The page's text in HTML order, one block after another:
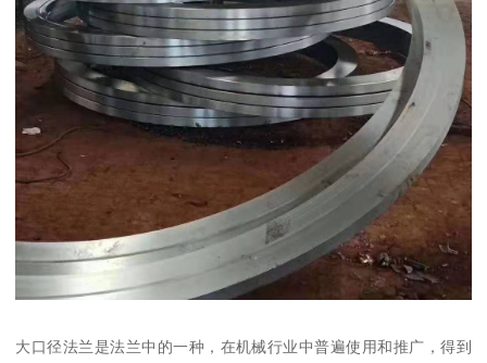
大口径法兰是法兰中的一种，在机械行业中普遍使用和推广，得到